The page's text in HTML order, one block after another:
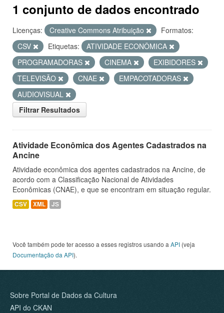
1 conjunto de dados encontrado
Licenças: Creative Commons Atribuição
Formatos:
CSV
Etiquetas:
ATIVIDADE ECONÔMICA
PROGRAMADORAS
CINEMA
EXIBIDORES
TELEVISÃO
CNAE
EMPACOTADORAS
AUDIOVISUAL
Filtrar Resultados
Atividade Econômica dos Agentes Cadastrados na
Ancine
Atividade econômica dos agentes cadastrados na Ancine, de
acordo com a Classificação Nacional de Atividades
Econômicas (CNAE), e que se encontram em situação regular.
CSV XML JS
Você também pode ter acesso a esses registros usando a API (veja
Documentação da API).
Sobre Portal de Dados da Cultura
API do CKAN